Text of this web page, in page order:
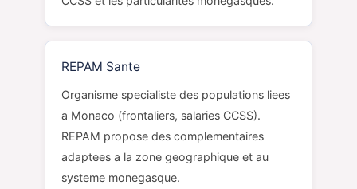
REPAM Sante
Organisme specialiste des populations liees
a Monaco (frontaliers, salaries CCSS).
REPAM propose des complementaires
adaptees a la zone geographique et au
systeme monegasque.